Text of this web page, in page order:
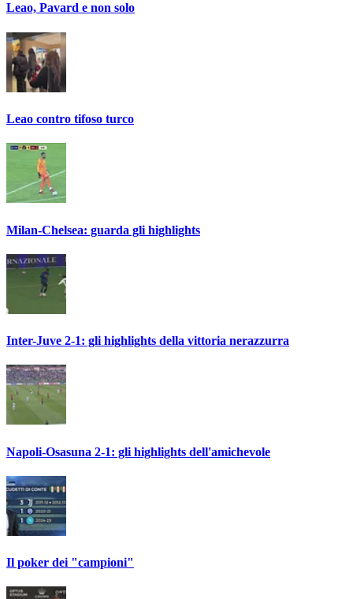
Leao, Pavard e non solo
Leao contro tifoso turco
Milan-Chelsea: guarda gli highlights
Inter-Juve 2-1: gli highlights della vittoria nerazzurra
Napoli-Osasuna 2-1: gli highlights dell'amichevole
Il poker dei "campioni"